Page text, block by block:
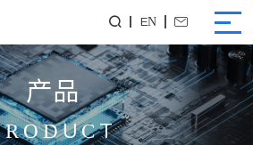
 EN 
产品